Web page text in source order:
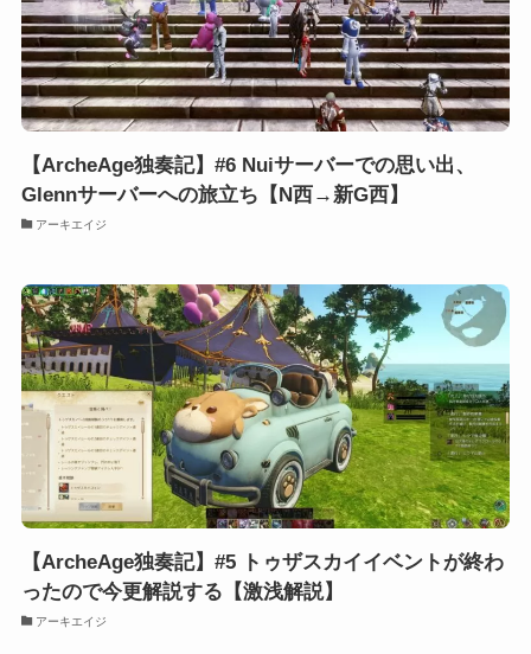
【ArcheAge独奏記】#6 Nuiサーバーでの思い出、
Glennサーバーへの旅立ち【N西→新G西】
アーキエイジ
【ArcheAge独奏記】#5 トゥザスカイイベントが終わ
ったので今更解説する【激浅解説】
アーキエイジ